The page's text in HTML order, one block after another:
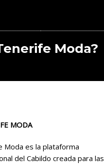
Moda?
MODA
Moda es la plataforma
del Cabildo creada para las